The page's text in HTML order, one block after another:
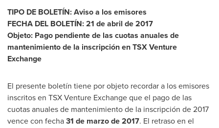
TIPO DE BOLETÍN: Aviso a los emisores
FECHA DEL BOLETÍN: 21 de abril de 2017
Objeto: Pago pendiente de las cuotas anuales de
mantenimiento de la inscripción en TSX Venture
Exchange
El presente boletín tiene por objeto recordar a los emisores
inscritos en TSX Venture Exchange que el pago de las
cuotas anuales de mantenimiento de la inscripción de 2017
vence con fecha31 de marzo de 2017. El retraso en el